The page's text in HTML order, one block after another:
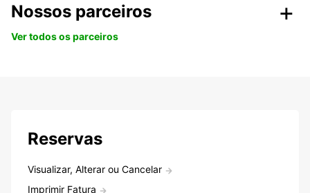
Nossos parceiros
Ver todos os parceiros
Reservas
Visualizar, Alterar ou Cancelar
Imprimir Fatura